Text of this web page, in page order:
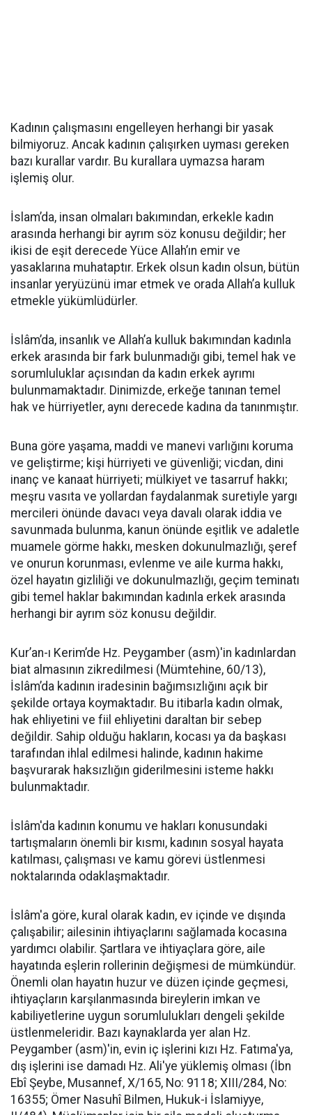
Kadının çalışmasını engelleyen herhangi bir yasak
bilmiyoruz. Ancak kadının çalışırken uyması gereken
bazı kurallar vardır. Bu kurallara uymazsa haram
işlemiş olur.
İslam’da, insan olmaları bakımından, erkekle kadın
arasında herhangi bir ayrım söz konusu değildir; her
ikisi de eşit derecede Yüce Allah’ın emir ve
yasaklarına muhataptır. Erkek olsun kadın olsun, bütün
insanlar yeryüzünü imar etmek ve orada Allah’a kulluk
etmekle yükümlüdürler.
İslâm’da, insanlık ve Allah’a kulluk bakımından kadınla
erkek arasında bir fark bulunmadığı gibi, temel hak ve
sorumluluklar açısından da kadın erkek ayrımı
bulunmamaktadır. Dinimizde, erkeğe tanınan temel
hak ve hürriyetler, aynı derecede kadına da tanınmıştır.
Buna göre yaşama, maddi ve manevi varlığını koruma
ve geliştirme; kişi hürriyeti ve güvenliği; vicdan, dini
inanç ve kanaat hürriyeti; mülkiyet ve tasarruf hakkı;
meşru vasıta ve yollardan faydalanmak suretiyle yargı
mercileri önünde davacı veya davalı olarak iddia ve
savunmada bulunma, kanun önünde eşitlik ve adaletle
muamele görme hakkı, mesken dokunulmazlığı, şeref
ve onurun korunması, evlenme ve aile kurma hakkı,
özel hayatın gizliliği ve dokunulmazlığı, geçim teminatı
gibi temel haklar bakımından kadınla erkek arasında
herhangi bir ayrım söz konusu değildir.
Kur’an-ı Kerim’de Hz. Peygamber (asm)'in kadınlardan
biat almasının zikredilmesi (Mümtehine, 60/13),
İslâm’da kadının iradesinin bağımsızlığını açık bir
şekilde ortaya koymaktadır. Bu itibarla kadın olmak,
hak ehliyetini ve fiil ehliyetini daraltan bir sebep
değildir. Sahip olduğu hakların, kocası ya da başkası
tarafından ihlal edilmesi halinde, kadının hakime
başvurarak haksızlığın giderilmesini isteme hakkı
bulunmaktadır.
İslâm'da kadının konumu ve hakları konusundaki
tartışmaların önemli bir kısmı, kadının sosyal hayata
katılması, çalışması ve kamu görevi üstlenmesi
noktalarında odaklaşmaktadır.
İslâm'a göre, kural olarak kadın, ev içinde ve dışında
çalışabilir; ailesinin ihtiyaçlarını sağlamada kocasına
yardımcı olabilir. Şartlara ve ihtiyaçlara göre, aile
hayatında eşlerin rollerinin değişmesi de mümkündür.
Önemli olan hayatın huzur ve düzen içinde geçmesi,
ihtiyaçların karşılanmasında bireylerin imkan ve
kabiliyetlerine uygun sorumlulukları dengeli şekilde
üstlenmeleridir. Bazı kaynaklarda yer alan Hz.
Peygamber (asm)'in, evin iç işlerini kızı Hz. Fatıma'ya,
dış işlerini ise damadı Hz. Ali'ye yüklemiş olması (İbn
Ebî Şeybe, Musannef, X/165, No: 9118; XIII/284, No:
16355; Ömer Nasuhî Bilmen, Hukuk-i İslamiyye,